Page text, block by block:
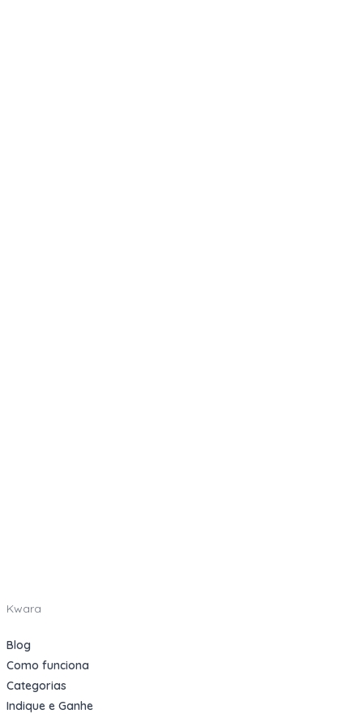
Kwara
Blog
Como funciona
Categorias
Indique e Ganhe